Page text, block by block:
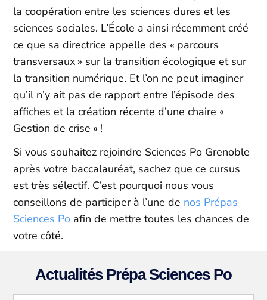
la coopération entre les sciences dures et les
sciences sociales. L’École a ainsi récemment créé
ce que sa directrice appelle des « parcours
transversaux » sur la transition écologique et sur
la transition numérique. Et l’on ne peut imaginer
qu’il n’y ait pas de rapport entre l’épisode des
affiches et la création récente d’une chaire «
Gestion de crise » !
Si vous souhaitez rejoindre Sciences Po Grenoble
après votre baccalauréat, sachez que ce cursus
est très sélectif. C’est pourquoi nous vous
conseillons de participer à l’une de nos Prépas
Sciences Po afin de mettre toutes les chances de
votre côté.
Actualités Prépa Sciences Po